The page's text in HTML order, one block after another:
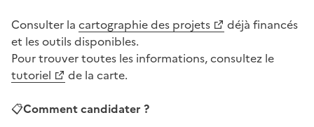
Consulter la cartographie des projets
déjà financés
et les outils disponibles.
Pour trouver toutes les informations, consultez le
tutoriel
de la carte.
📋Comment candidater ?